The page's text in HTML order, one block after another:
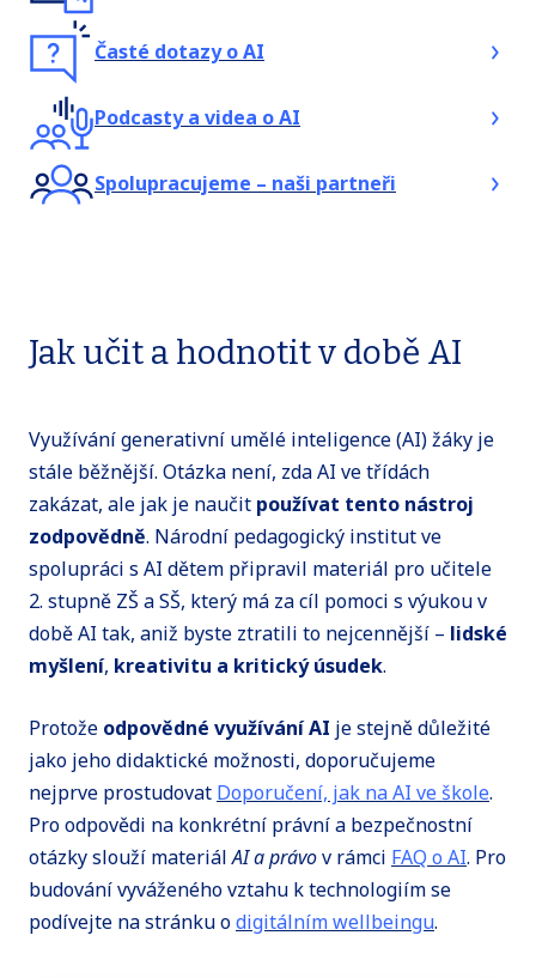
Časté dotazy o AI
Podcasty a videa o AI
Spolupracujeme – naši partneři
Jak učit a hodnotit v době AI
Využívání generativní umělé inteligence (AI) žáky je
stále běžnější. Otázka není, zda AI ve třídách
zakázat, ale jak je naučit používat tento nástroj
zodpovědně. Národní pedagogický institut ve
spolupráci s AI dětem připravil materiál pro učitele
2. stupně ZŠ a SŠ, který má za cíl pomoci s výukou v
době AI tak, aniž byste ztratili to nejcennější – lidské
myšlení, kreativitu a kritický úsudek.
Protože odpovědné využívání AI je stejně důležité
jako jeho didaktické možnosti, doporučujeme
nejprve prostudovat Doporučení, jak na AI ve škole.
Pro odpovědi na konkrétní právní a bezpečnostní
otázky slouží materiálAI a právov rámci FAQ o AI. Pro
budování vyváženého vztahu k technologiím se
podívejte na stránku odigitálním wellbeingu.